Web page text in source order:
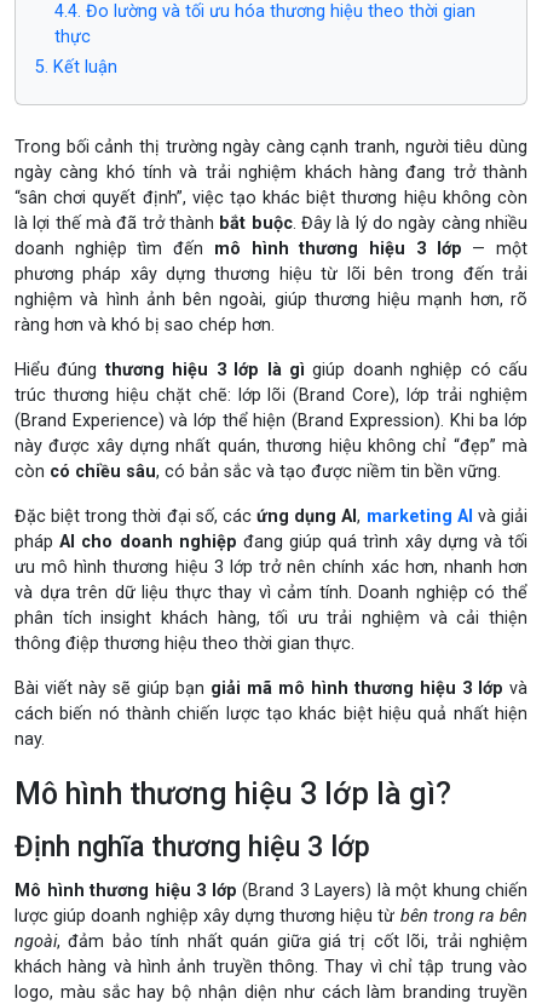
4.4. Đo lường và tối ưu hóa thương hiệu theo thời gian
thực
5. Kết luận
Trong bối cảnh thị trường ngày càng cạnh tranh, người tiêu dùng
ngày càng khó tính và trải nghiệm khách hàng đang trở thành
“sân chơi quyết định”, việc tạo khác biệt thương hiệu không còn
là lợi thế mà đã trở thành bắt buộc. Đây là lý do ngày càng nhiều
doanh nghiệp tìm đến mô hình thương hiệu 3 lớp — một
phương pháp xây dựng thương hiệu từ lõi bên trong đến trải
nghiệm và hình ảnh bên ngoài, giúp thương hiệu mạnh hơn, rõ
ràng hơn và khó bị sao chép hơn.
Hiểu đúngthương hiệu 3 lớp là gì giúp doanh nghiệp có cấu
trúc thương hiệu chặt chẽ: lớp lõi (Brand Core), lớp trải nghiệm
(Brand Experience) và lớp thể hiện (Brand Expression). Khi ba lớp
này được xây dựng nhất quán, thương hiệu không chỉ “đẹp” mà
còn có chiều sâu, có bản sắc và tạo được niềm tin bền vững.
Đặc biệt trong thời đại số, cácứng dụng AI, marketing AI và giải
phápAI cho doanh nghiệp đang giúp quá trình xây dựng và tối
ưu mô hình thương hiệu 3 lớp trở nên chính xác hơn, nhanh hơn
và dựa trên dữ liệu thực thay vì cảm tính. Doanh nghiệp có thể
phân tích insight khách hàng, tối ưu trải nghiệm và cải thiện
thông điệp thương hiệu theo thời gian thực.
Bài viết này sẽ giúp bạn giải mã mô hình thương hiệu 3 lớp và
cách biến nó thành chiến lược tạo khác biệt hiệu quả nhất hiện
nay.
Mô hình thương hiệu 3 lớp là gì?
Định nghĩa thương hiệu 3 lớp
Mô hình thương hiệu 3 lớp (Brand 3 Layers) là một khung chiến
lược giúp doanh nghiệp xây dựng thương hiệu từ bên trong ra bên
ngoài, đảm bảo tính nhất quán giữa giá trị cốt lõi, trải nghiệm
khách hàng và hình ảnh truyền thông. Thay vì chỉ tập trung vào
logo, màu sắc hay bộ nhận diện như cách làm branding truyền